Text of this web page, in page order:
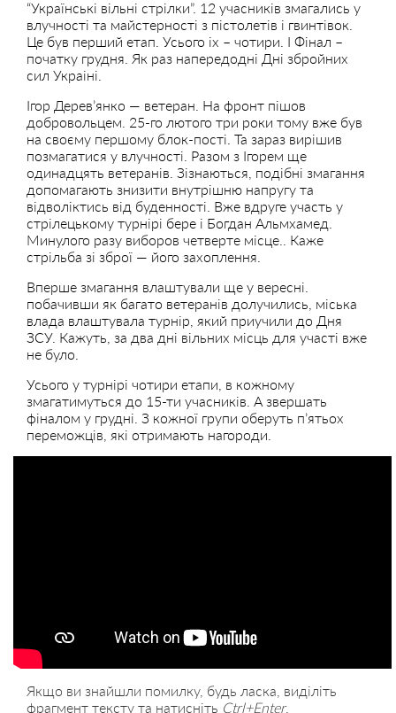
“Українські вільні стрілки”. 12 учасників змагались у
влучності та майстерності з пістолетів і гвинтівок.
Це був перший етап. Усього іх – чотири. І Фінал –
початку грудня. Як раз напередодні Дні збройних
сил Украіні.
Ігор Дерев’янко — ветеран. На фронт пішов
добровольцем. 25-го лютого три роки тому вже був
на своєму першому блок-пості. Та зараз вирішив
позмагатися у влучності. Разом з Ігорем ще
одинадцять ветеранів. Зізнаються, подібні змагання
допомагають знизити внутрішню напругу та
відволіктись від буденності. Вже вдруге участь у
стрілецькому турнірі бере і Богдан Альмхамед.
Минулого разу виборов четверте місце.. Каже
стрільба зі зброї — його захоплення.
Вперше змагання влаштували ще у вересні.
побачивши як багато ветеранів долучились, міська
влада влаштувала турнір, який приучили до Дня
ЗСУ. Кажуть, за два дні вільних місць для участі вже
не було.
Усього у турнірі чотири етапи, в кожному
змагатимуться до 15-ти учасників. А звершать
фіналом у грудні. З кожної групи оберуть п’ятьох
переможців, які отримають нагороди.
Якщо ви знайшли помилку, будь ласка, виділіть
фрагмент тексту та натисніть Ctrl+Enter.